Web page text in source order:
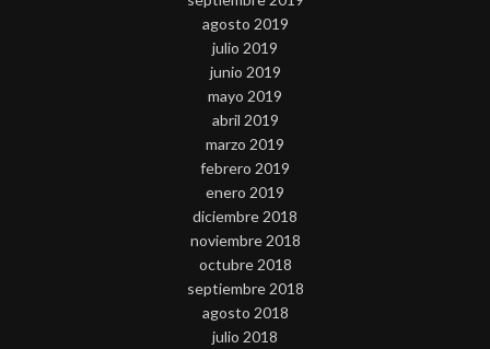
agosto 2019
julio 2019
junio 2019
mayo 2019
abril 2019
marzo 2019
febrero 2019
enero 2019
diciembre 2018
noviembre 2018
octubre 2018
septiembre 2018
agosto 2018
julio 2018